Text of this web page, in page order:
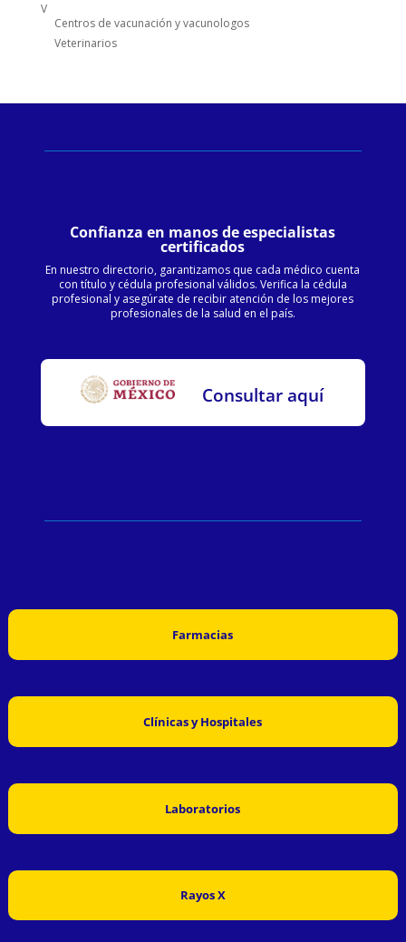
V
Centros de vacunación y vacunologos
Veterinarios
Confianza en manos de especialistas
certificados
En nuestro directorio, garantizamos que cada médico cuenta
con título y cédula profesional válidos. Verifica la cédula
profesional y asegúrate de recibir atención de los mejores
profesionales de la salud en el país.
Consultar aquí
Farmacias
Clínicas y Hospitales
Laboratorios
Rayos X